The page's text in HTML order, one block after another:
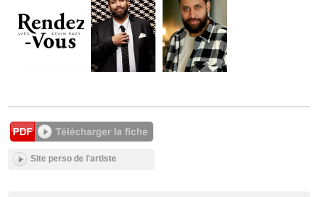
Site perso de l'artiste